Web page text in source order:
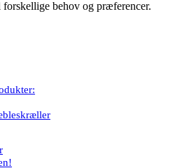
forskellige behov og præferencer.